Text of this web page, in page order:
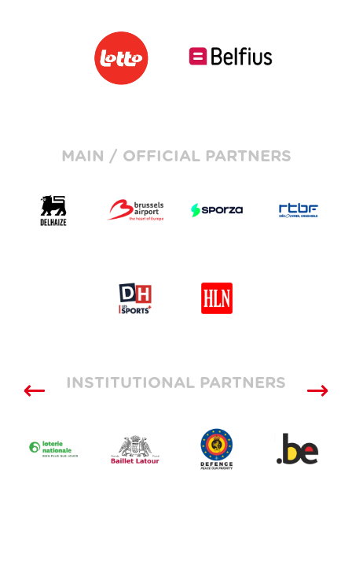
MAIN / OFFICIAL PARTNERS
INSTITUTIONAL PARTNERS